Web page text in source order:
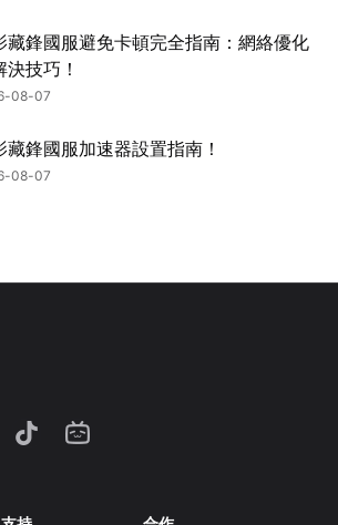
藏鋒國服避免卡頓完全指南：網絡優化
決技巧！
08-07
藏鋒國服加速器設置指南！
08-07